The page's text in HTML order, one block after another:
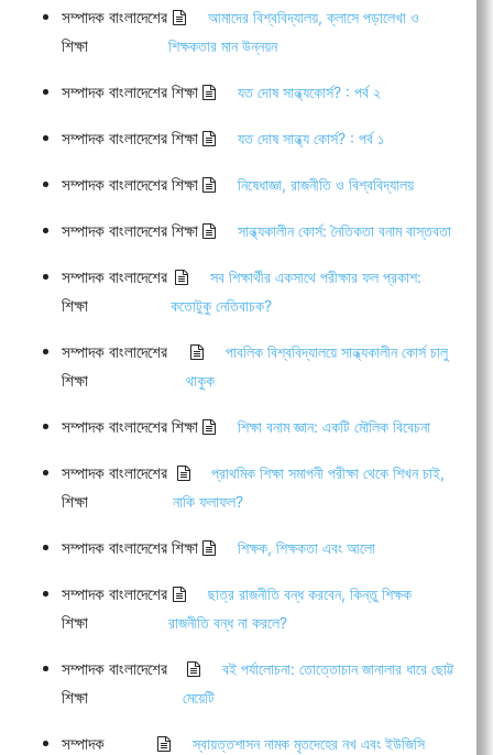
সম্পাদক বাংলাদেশের
শিক্ষা
আমাদের বিশ্ববিদ্যালয়, ক্লাসে পড়ালেখা ও
শিক্ষকতার মান উন্নয়ন
সম্পাদক বাংলাদেশের শিক্ষা যত দোষ সান্ধ্যকোর্স? : পর্ব ২
সম্পাদক বাংলাদেশের শিক্ষা যত দোষ সান্ধ্য কোর্স? : পর্ব ১
সম্পাদক বাংলাদেশের শিক্ষা নিষেধাজ্ঞা, রাজনীতি ও বিশ্ববিদ্যালয়
সম্পাদক বাংলাদেশের শিক্ষা সান্ধ্যকালীন কোর্স: নৈতিকতা বনাম বাস্তবতা
সম্পাদক বাংলাদেশের
শিক্ষা
সব শিক্ষার্থীর একসাথে পরীক্ষার ফল প্রকাশ:
কতোটুকু নেতিবাচক?
সম্পাদক বাংলাদেশের
শিক্ষা
পাবলিক বিশ্ববিদ্যালয়ে সান্ধ্যকালীন কোর্স চালু
থাকুক
সম্পাদক বাংলাদেশের শিক্ষা শিক্ষা বনাম জ্ঞান: একটি মৌলিক বিবেচনা
সম্পাদক বাংলাদেশের
শিক্ষা
প্রাথমিক শিক্ষা সমাপনী পরীক্ষা থেকে শিখন চাই,
নাকি ফলাফল?
সম্পাদক বাংলাদেশের শিক্ষা শিক্ষক, শিক্ষকতা এবং আলো
সম্পাদক বাংলাদেশের
শিক্ষা
ছাত্র রাজনীতি বন্ধ করবেন, কিন্তু শিক্ষক
রাজনীতি বন্ধ না করলে?
সম্পাদক বাংলাদেশের
শিক্ষা
বই পর্যালোচনা: তোত্তোচান জানালার ধারে ছোট্ট
মেয়েটি
সম্পাদক
স্বায়ত্তশাসন নামক মৃতদেহের নখ এবং ইউজিসি